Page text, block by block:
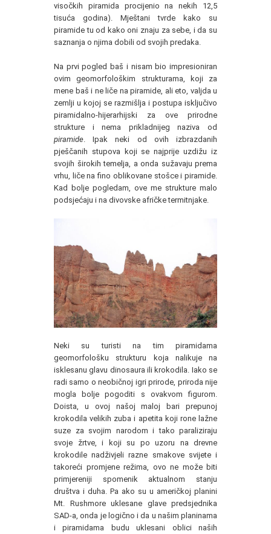
visočkih piramida procijenio na nekih 12,5
tisuća godina). Mještani tvrde kako su
piramide tu od kako oni znaju za sebe, i da su
saznanja o njima dobili od svojih predaka.
Na prvi pogled baš i nisam bio impresioniran
ovim geomorfološkim strukturama, koji za
mene baš i ne liče na piramide, ali eto, valjda u
zemlji u kojoj se razmišlja i postupa isključivo
piramidalno-hijerarhijski za ove prirodne
strukture i nema prikladnijeg naziva od
piramide . Ipak neki od ovih izbrazdanih
pješčanih stupova koji se najprije uzdižu iz
svojih širokih temelja, a onda sužavaju prema
vrhu, liče na fino oblikovane stošce i piramide.
Kad bolje pogledam, ove me strukture malo
podsjećaju i na divovske afričke termitnjake.
Neki su turisti na tim piramidama
geomorfološku strukturu koja nalikuje na
isklesanu glavu dinosaura ili krokodila. Iako se
radi samo o neobičnoj igri prirode, priroda nije
mogla bolje pogoditi s ovakvom figurom.
Doista, u ovoj našoj maloj bari prepunoj
krokodila velikih zuba i apetita koji rone lažne
suze za svojim narodom i tako paraliziraju
svoje žrtve, i koji su po uzoru na drevne
krokodile nadživjeli razne smakove svijete i
takoreći promjene režima, ovo ne može biti
primjereniji spomenik aktualnom stanju
društva i duha. Pa ako su u američkoj planini
Mt. Rushmore uklesane glave predsjednika
SAD-a, onda je logično i da u našim planinama
i piramidama budu uklesani oblici naših